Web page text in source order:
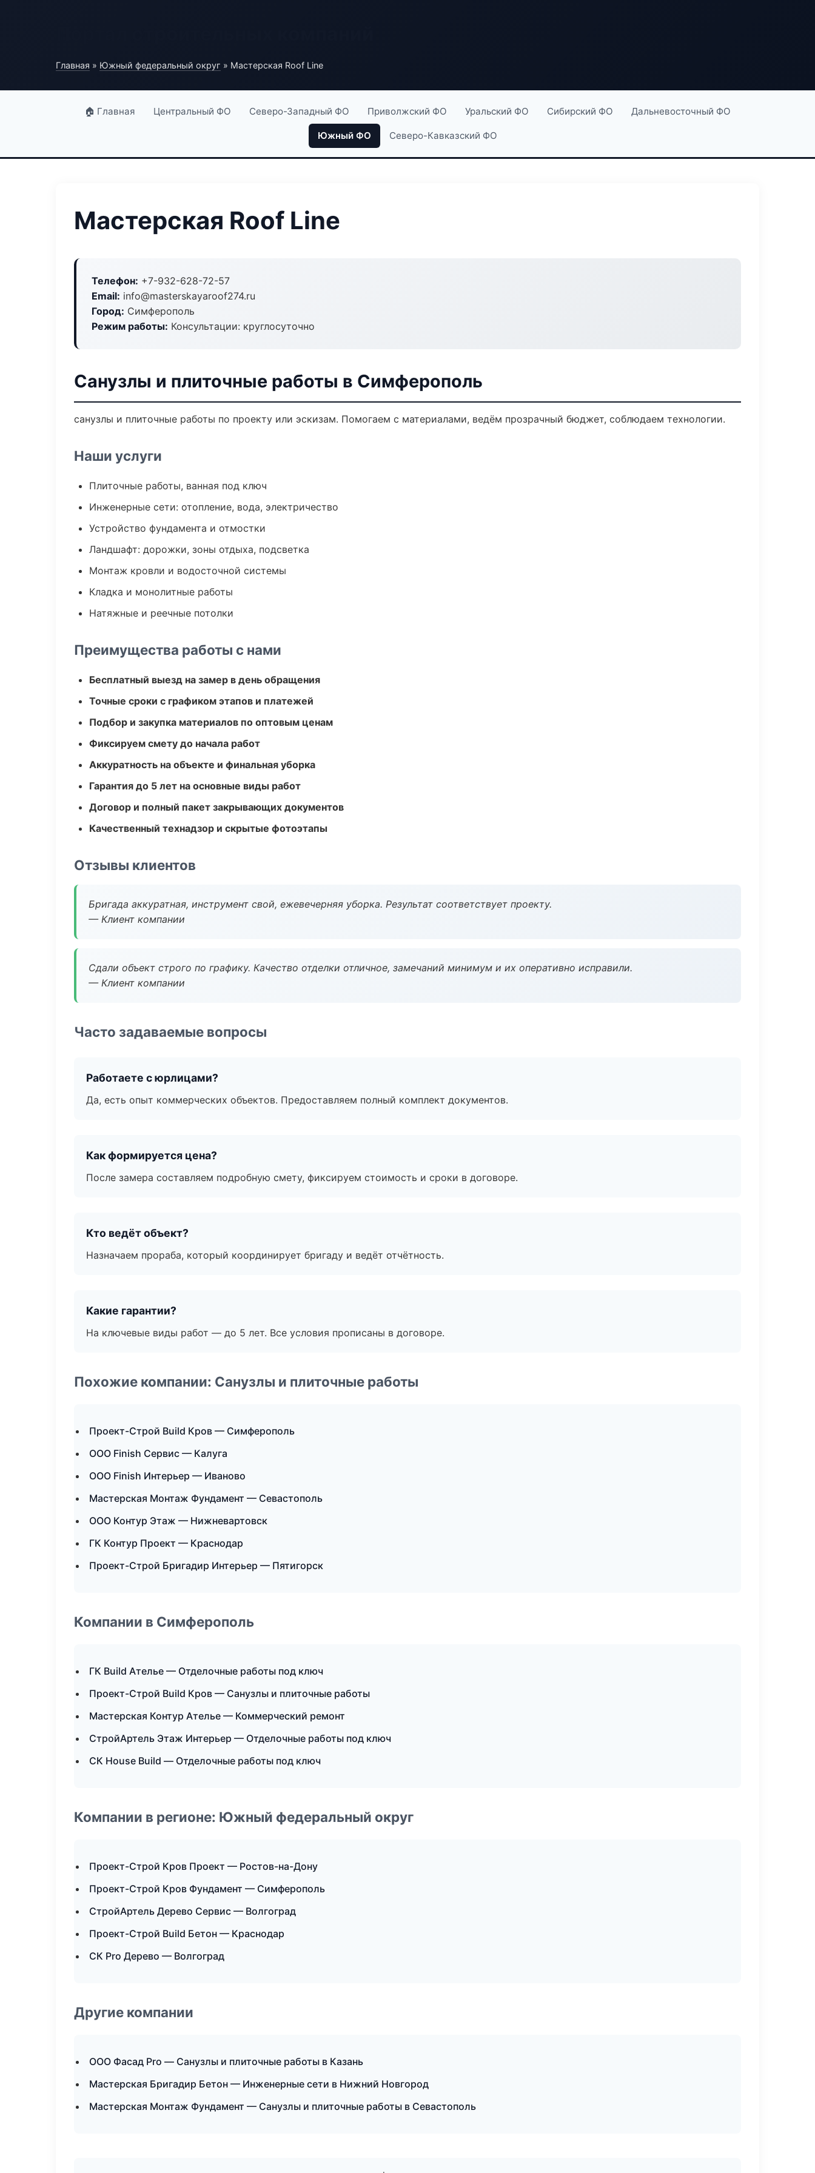
Главная » Южный федеральный округ » Мастерская Roof Line
🏠 Главная Центральный ФО Северо-Западный ФО Приволжский ФО Уральский ФО Сибирский ФО Дальневосточный ФО
Южный ФО Северо-Кавказский ФО
Мастерская Roof Line
Телефон: +7-932-628-72-57
Email: info@masterskayaroof274.ru
Город: Симферополь
Режим работы: Консультации: круглосуточно
Санузлы и плиточные работы в Симферополь
санузлы и плиточные работы по проекту или эскизам. Помогаем с материалами, ведём прозрачный бюджет, соблюдаем технологии.
Наши услуги
Плиточные работы, ванная под ключ
Инженерные сети: отопление, вода, электричество
Устройство фундамента и отмостки
Ландшафт: дорожки, зоны отдыха, подсветка
Монтаж кровли и водосточной системы
Кладка и монолитные работы
Натяжные и реечные потолки
Преимущества работы с нами
Бесплатный выезд на замер в день обращения
Точные сроки с графиком этапов и платежей
Подбор и закупка материалов по оптовым ценам
Фиксируем смету до начала работ
Аккуратность на объекте и финальная уборка
Гарантия до 5 лет на основные виды работ
Договор и полный пакет закрывающих документов
Качественный технадзор и скрытые фотоэтапы
Отзывы клиентов
Бригада аккуратная, инструмент свой, ежевечерняя уборка. Результат соответствует проекту.
— Клиент компании
Сдали объект строго по графику. Качество отделки отличное, замечаний минимум и их оперативно исправили.
— Клиент компании
Часто задаваемые вопросы
Работаете с юрлицами?
Да, есть опыт коммерческих объектов. Предоставляем полный комплект документов.
Как формируется цена?
После замера составляем подробную смету, фиксируем стоимость и сроки в договоре.
Кто ведёт объект?
Назначаем прораба, который координирует бригаду и ведёт отчётность.
Какие гарантии?
На ключевые виды работ — до 5 лет. Все условия прописаны в договоре.
Похожие компании: Санузлы и плиточные работы
Проект-Строй Build Кров — Симферополь
ООО Finish Сервис — Калуга
ООО Finish Интерьер — Иваново
Мастерская Монтаж Фундамент — Севастополь
ООО Контур Этаж — Нижневартовск
ГК Контур Проект — Краснодар
Проект-Строй Бригадир Интерьер — Пятигорск
Компании в Симферополь
ГК Build Ателье — Отделочные работы под ключ
Проект-Строй Build Кров — Санузлы и плиточные работы
Мастерская Контур Ателье — Коммерческий ремонт
СтройАртель Этаж Интерьер — Отделочные работы под ключ
СК House Build — Отделочные работы под ключ
Компании в регионе: Южный федеральный округ
Проект-Строй Кров Проект — Ростов-на-Дону
Проект-Строй Кров Фундамент — Симферополь
СтройАртель Дерево Сервис — Волгоград
Проект-Строй Build Бетон — Краснодар
СК Pro Дерево — Волгоград
Другие компании
ООО Фасад Pro — Санузлы и плиточные работы в Казань
Мастерская Бригадир Бетон — Инженерные сети в Нижний Новгород
Мастерская Монтаж Фундамент — Санузлы и плиточные работы в Севастополь